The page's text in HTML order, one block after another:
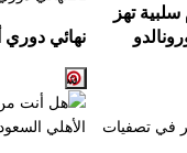
سلبية تهز
نهائي دوري